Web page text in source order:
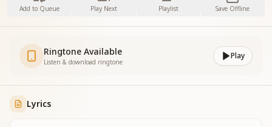
Add to Queue Play Next Playlist Save Offline
Ringtone Available
Listen & download ringtone
Play
Lyrics